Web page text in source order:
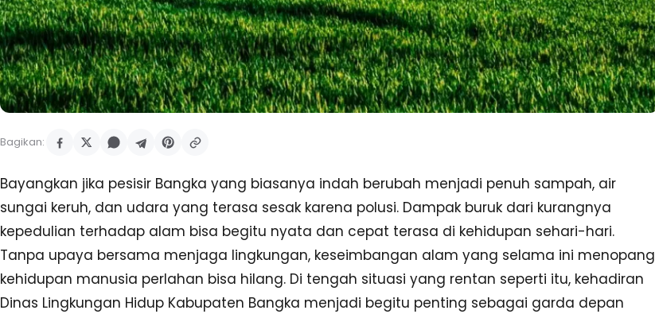
Bagikan:
Bayangkan jika pesisir Bangka yang biasanya indah berubah menjadi penuh sampah, air
sungai keruh, dan udara yang terasa sesak karena polusi. Dampak buruk dari kurangnya
kepedulian terhadap alam bisa begitu nyata dan cepat terasa di kehidupan sehari-hari.
Tanpa upaya bersama menjaga lingkungan, keseimbangan alam yang selama ini menopang
kehidupan manusia perlahan bisa hilang. Di tengah situasi yang rentan seperti itu, kehadiran
Dinas Lingkungan Hidup Kabupaten Bangka menjadi begitu penting sebagai garda depan